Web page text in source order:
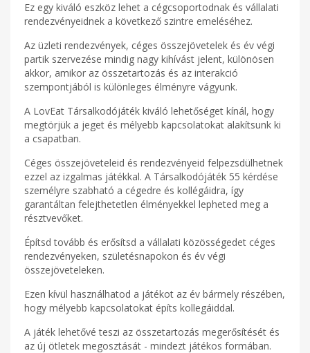
Ez egy kiváló eszköz lehet a cégcsoportodnak és vállalati
rendezvényeidnek a következő szintre emeléséhez.
Az üzleti rendezvények, céges összejövetelek és év végi
partik szervezése mindig nagy kihívást jelent, különösen
akkor, amikor az összetartozás és az interakció
szempontjából is különleges élményre vágyunk.
A LovEat Társalkodójáték kiváló lehetőséget kínál, hogy
megtörjük a jeget és mélyebb kapcsolatokat alakítsunk ki
a csapatban.
Céges összejöveteleid és rendezvényeid felpezsdülhetnek
ezzel az izgalmas játékkal. A Társalkodójáték 55 kérdése
személyre szabható a cégedre és kollégáidra, így
garantáltan felejthetetlen élményekkel lepheted meg a
résztvevőket.
Építsd tovább és erősítsd a vállalati közösségedet céges
rendezvényeken, születésnapokon és év végi
összejöveteleken.
Ezen kívül használhatod a játékot az év bármely részében,
hogy mélyebb kapcsolatokat építs kollegáiddal.
A játék lehetővé teszi az összetartozás megerősítését és
az új ötletek megosztását - mindezt játékos formában.